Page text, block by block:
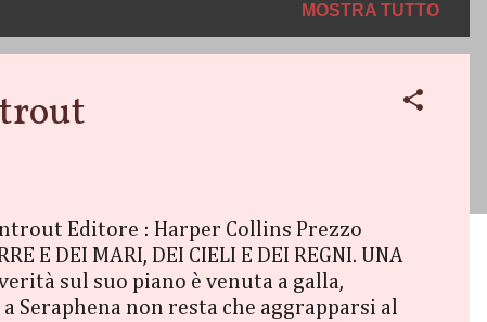
MOSTRA TUTTO
Editore : Harper Collins Prezzo
E DEI MARI, DEI CIELI E DEI REGNI. UNA
verità sul suo piano è venuta a galla,
Seraphena non resta che aggrapparsi al